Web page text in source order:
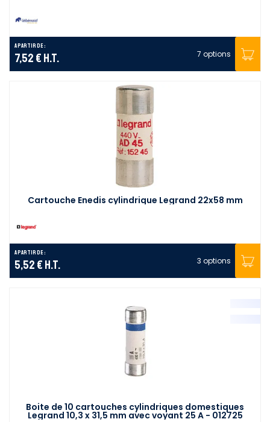
A partir de :
7,52 € H.T. 7 options
Cartouche Enedis cylindrique Legrand 22x58 mm
A partir de :
5,52 € H.T. 3 options
Boite de 10 cartouches cylindriques domestiques
Legrand 10,3 x 31,5 mm avec voyant 25 A - 012725